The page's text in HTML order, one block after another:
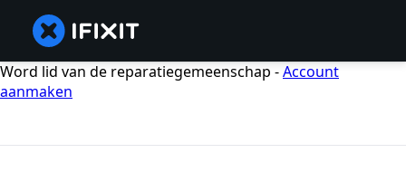
Word lid van de reparatiegemeenschap -Account
aanmaken